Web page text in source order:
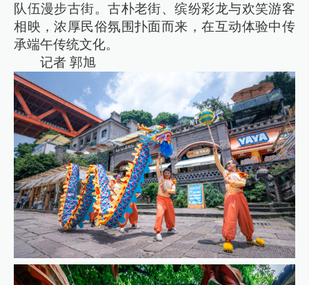
队伍漫步古街。古朴老街、缤纷彩龙与欢笑游客
相映，浓厚民俗氛围扑面而来，在互动体验中传
承端午传统文化。
记者 郭旭